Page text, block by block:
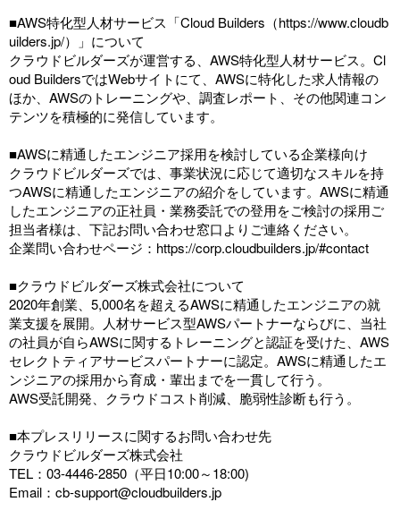
■AWS特化型人材サービス「Cloud Builders（https://www.cloudb
uilders.jp/）」について
クラウドビルダーズが運営する、AWS特化型人材サービス。Cl
oud BuildersではWebサイトにて、AWSに特化した求人情報の
ほか、AWSのトレーニングや、調査レポート、その他関連コン
テンツを積極的に発信しています。
■AWSに精通したエンジニア採用を検討している企業様向け
クラウドビルダーズでは、事業状況に応じて適切なスキルを持
つAWSに精通したエンジニアの紹介をしています。AWSに精通
したエンジニアの正社員・業務委託での登用をご検討の採用ご
担当者様は、下記お問い合わせ窓口よりご連絡ください。
企業問い合わせページ： https://corp.cloudbuilders.jp/#contact
■クラウドビルダーズ株式会社について
2020年創業、5,000名を超えるAWSに精通したエンジニアの就
業支援を展開。人材サービス型AWSパートナーならびに、当社
の社員が自らAWSに関するトレーニングと認証を受けた、AWS
セレクトティアサービスパートナーに認定。AWSに精通したエ
ンジニアの採用から育成・輩出までを一貫して行う。
AWS受託開発、クラウドコスト削減、脆弱性診断も行う。
■本プレスリリースに関するお問い合わせ先
クラウドビルダーズ株式会社
TEL：03-4446-2850（平日10:00～18:00)
Email：cb-support@cloudbuilders.jp